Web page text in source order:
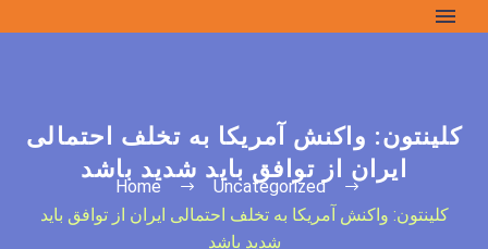
کلینتون: واکنش آمریکا به تخلف احتمالی
ایران از توافق باید شدید باشد
Home
Uncategorized
کلینتون: واکنش آمریکا به تخلف احتمالی ایران از توافق باید
شدید باشد